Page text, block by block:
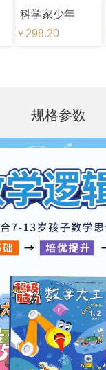
科学家少年
￥ 298.20
规格参数